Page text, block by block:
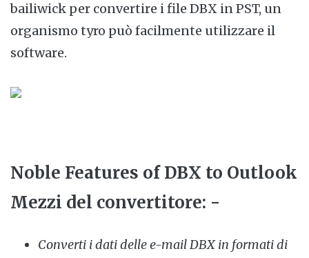
bailiwick per convertire i file DBX in PST, un
organismo tyro può facilmente utilizzare il
software.
Noble Features of DBX to Outlook
Mezzi del convertitore: -
Converti i dati delle e-mail DBX in formati di